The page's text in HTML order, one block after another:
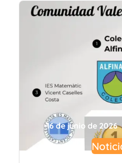
16 de junio de 2026